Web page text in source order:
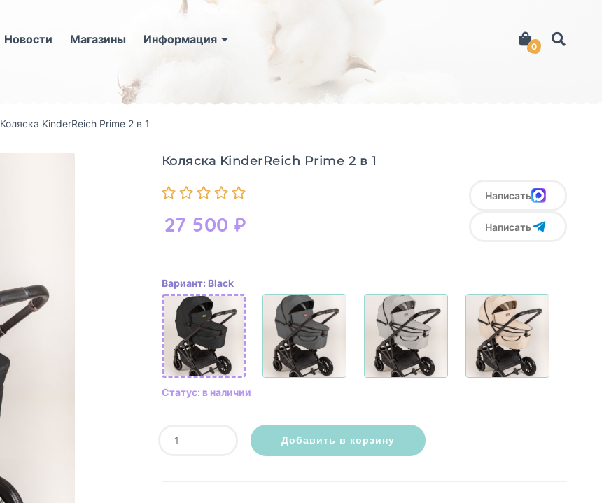
Новости Магазины Информация
0
Коляска KinderReich Prime 2 в 1
Коляска KinderReich Prime 2 в 1
27 500 ₽
Написать
Написать
Вариант: Black
Статус: в наличии
Добавить в корзину